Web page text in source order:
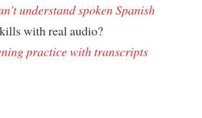
understand spoken Spanish
with real audio?
practice with transcripts